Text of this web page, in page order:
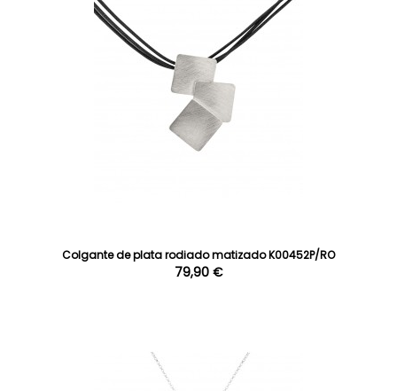
Colgante de plata rodiado matizado K00452P/RO
79,90 €